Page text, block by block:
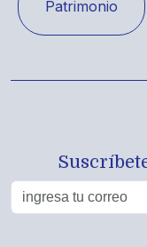
Patrimonio